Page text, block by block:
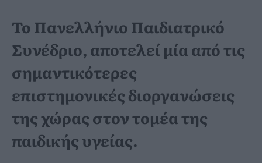
Το Πανελλήνιο Παιδιατρικό
Συνέδριο, αποτελεί μία από τις
σημαντικότερες
επιστημονικές διοργανώσεις
της χώρας στον τομέα της
παιδικής υγείας.